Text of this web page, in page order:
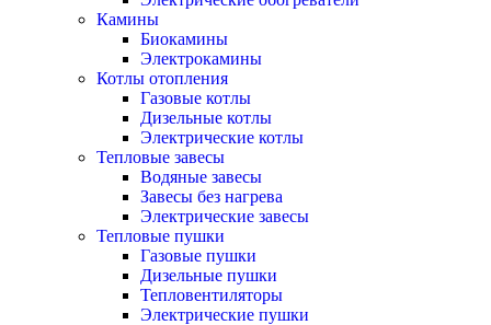
Камины
Биокамины
Электрокамины
Котлы отопления
Газовые котлы
Дизельные котлы
Электрические котлы
Тепловые завесы
Водяные завесы
Завесы без нагрева
Электрические завесы
Тепловые пушки
Газовые пушки
Дизельные пушки
Тепловентиляторы
Электрические пушки